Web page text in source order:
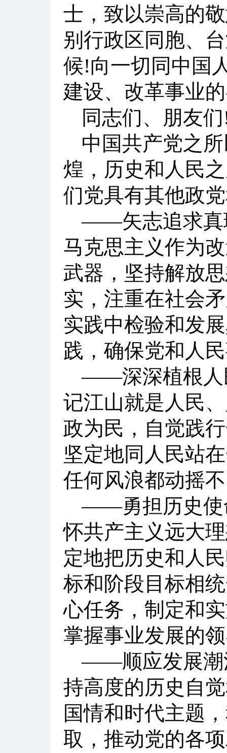
士，致以崇高的
别行政区同胞、
候!向一切同中国
建设、改革事业
同志们、朋友
中国共产党之
煌，历史和人民
们党具有其他政
——矢志追求真
马克思主义作为
武器，坚持解放
实，注重在社会
实践中检验和发
践，确保党和人
——深深植根人
记江山就是人民
政为民，自觉践
坚定地同人民站
任何风浪都动摇
——勇担历史使
怀共产主义远大
定地把历史和人
标和阶段目标相
心任务，制定和
掌握事业发展的
——顺应发展潮
持高度的历史自
国情和时代主题
取，推动党的各